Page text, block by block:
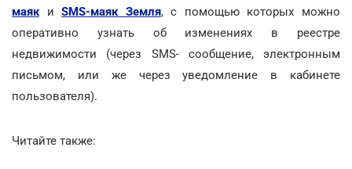
маякиSMS-маяк Земля, с помощью которых можно
оперативно узнать об изменениях в реестре
недвижимости (через SMS- сообщение, электронным
письмом, или же через уведомление в кабинете
пользователя).
Читайте также: